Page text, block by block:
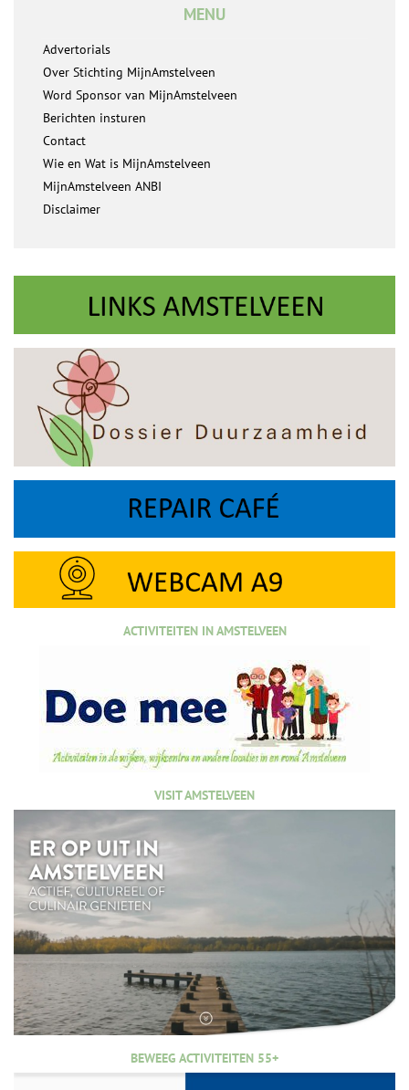
MENU
Advertorials
Over Stichting MijnAmstelveen
Word Sponsor van MijnAmstelveen
Berichten insturen
Contact
Wie en Wat is MijnAmstelveen
MijnAmstelveen ANBI
Disclaimer
ACTIVITEITEN IN AMSTELVEEN
VISIT AMSTELVEEN
BEWEEG ACTIVITEITEN 55+